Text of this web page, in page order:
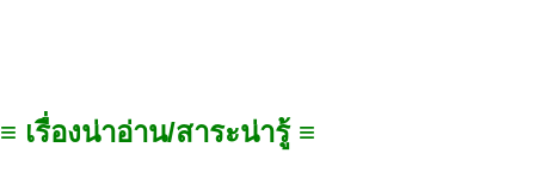
≡ เรื่องน่าอ่าน/สาระน่ารู้ ≡